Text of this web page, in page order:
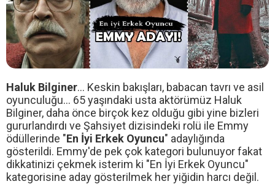
Haluk Bilginer... Keskin bakışları, babacan tavrı ve asil
oyunculuğu... 65 yaşındaki usta aktörümüz Haluk
Bilginer, daha önce birçok kez olduğu gibi yine bizleri
gururlandırdı ve Şahsiyet dizisindeki rolü ile Emmy
ödüllerinde "En İyi Erkek Oyuncu" adaylığında
gösterildi. Emmy'de pek çok kategori bulunuyor fakat
dikkatinizi çekmek isterim ki "En İyi Erkek Oyuncu"
kategorisine aday gösterilmek her yiğidin harcı değil.